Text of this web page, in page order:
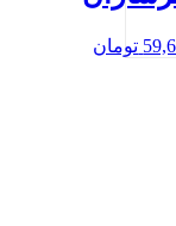
تومان